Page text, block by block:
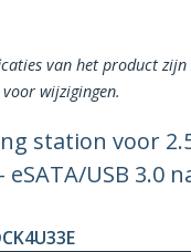
van het product zijn
wijzigingen.
station voor
eSATA/USB 3.0